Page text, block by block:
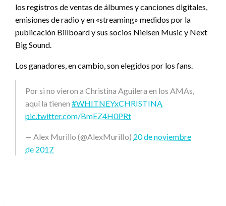
los registros de ventas de álbumes y canciones digitales,
emisiones de radio y en «streaming» medidos por la
publicación Billboard y sus socios Nielsen Music y Next
Big Sound.
Los ganadores, en cambio, son elegidos por los fans.
Por si no vieron a Christina Aguilera en los AMAs,
aquí la tienen #WHITNEYxCHRISTINA
pic.twitter.com/BmEZ4H0PRt
— Alex Murillo (@AlexMurilIo) 20 de noviembre
de 2017